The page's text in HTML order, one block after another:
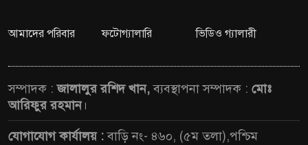
সিল-স্বাক্ষর জালিয়াতি চক্রের পাঁচ
জুলাই আন্দোলন সফল হয়েছে :
৬
আমাদের পরিবার ফটোগ্যালারি ভিডিও গ্যালারী
সম্পাদক :জালালুর রশিদ খান,ব্যবস্থাপনা সম্পাদক : মোঃ
আরিফুর রহমান।
যোগাযোগ কার্যালয় :বাড়ি নং- ৪৬০, (৫ম তলা),পশ্চিম